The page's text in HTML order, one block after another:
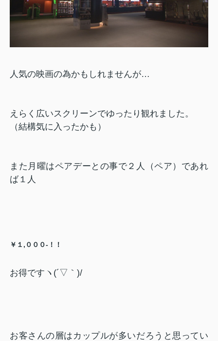
人気の映画の為かもしれませんが…
えらく広いスクリーンでゆったり観れました。
（結構気に入ったかも）
また月曜はペアデーとの事で２人（ペア）であれ
ば１人
￥１,０００-！！
お得ですヽ(´▽｀)/
お客さんの層はカップルが多いだろうと思ってい